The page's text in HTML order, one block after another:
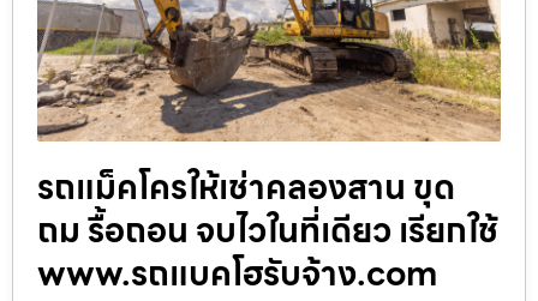
รถแม็คโครให้เช่าคลองสาน ขุด
ถม รื้อถอน จบไวในที่เดียว เรียกใช้
www.รถแบคโฮรับจ้าง.com